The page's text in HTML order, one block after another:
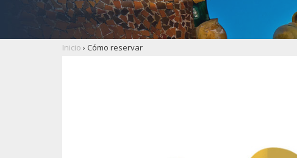
Inicio › Cómo reservar